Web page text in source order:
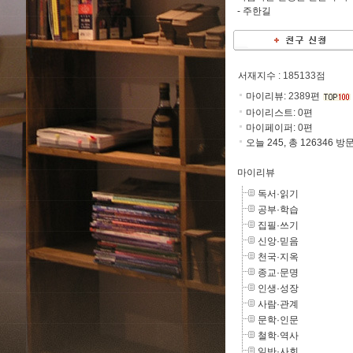
- 주한길
서재지수 : 185133점
마이리뷰: 2389편
마이리스트: 0편
마이페이퍼: 0편
오늘 245, 총 126346 방
마이리뷰
독서·읽기
공부·학습
집필·쓰기
신앙·믿음
천국·지옥
종교·문명
인생·성장
사람·관계
문학·인문
철학·역사